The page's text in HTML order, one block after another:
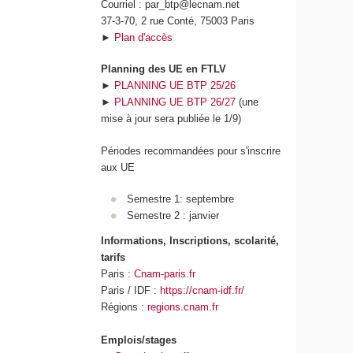
Courriel : par_btp@lecnam.net
37-3-70, 2 rue Conté, 75003 Paris
► Plan d'accès
Planning des UE en FTLV
► PLANNING UE BTP 25/26
► PLANNING UE BTP 26/27 (une
mise à jour sera publiée le 1/9)
Périodes recommandées pour s'inscrire
aux UE
Semestre 1: septembre
Semestre 2 : janvier
Informations, Inscriptions, scolarité,
tarifs
Paris :Cnam-paris.fr
Paris / IDF :https://cnam-idf.fr/
Régions :regions.cnam.fr
Emplois/stages